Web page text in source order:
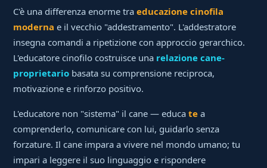
C'è una differenza enorme traeducazione cinofila
moderna e il vecchio "addestramento". L'addestratore
insegna comandi a ripetizione con approccio gerarchico.
L'educatore cinofilo costruisce una relazione cane-
proprietario basata su comprensione reciproca,
motivazione e rinforzo positivo.
L'educatore non "sistema" il cane — educate a
comprenderlo, comunicare con lui, guidarlo senza
forzature. Il cane impara a vivere nel mondo umano; tu
impari a leggere il suo linguaggio e rispondere